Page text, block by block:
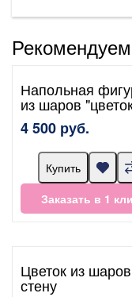
Напольная
из шаров
4 500 руб.
Купить
Заказать в 1
Цветок из
стену